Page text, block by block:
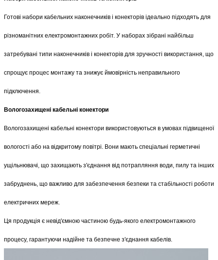
Готові набори кабельних наконечників і конекторів ідеально підходять для
різноманітних електромонтажних робіт. У наборах зібрані найбільш
затребувані типи наконечників і конекторів для зручності використання, що
спрощує процес монтажу та знижує ймовірність неправильного
підключення.
Вологозахищені кабельні конектори
Вологозахищені кабельні конектори використовуються в умовах підвищеної
вологості або на відкритому повітрі. Вони мають спеціальні герметичні
ущільнювачі, що захищають з'єднання від потрапляння води, пилу та інших
забруднень, що важливо для забезпечення безпеки та стабільності роботи
електричних мереж.
Ця продукція є невід'ємною частиною будь-якого електромонтажного
процесу, гарантуючи надійне та безпечне з'єднання кабелів.